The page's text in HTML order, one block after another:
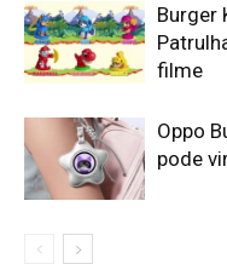
Burger
filme
Oppo
pode